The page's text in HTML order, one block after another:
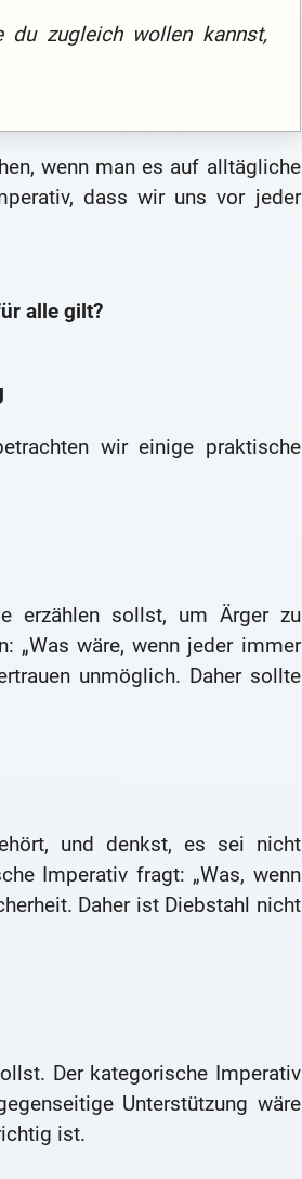
du zugleich wollen kannst,
wenn man es auf alltägliche
dass wir uns vor jeder
alle gilt?
wir einige praktische
erzählen sollst, um Ärger zu
„Was wäre, wenn jeder immer
unmöglich. Daher sollte
und denkst, es sei nicht
Imperativ fragt: „Was, wenn
Daher ist Diebstahl nicht
Der kategorische Imperativ
Unterstützung wäre
ist.